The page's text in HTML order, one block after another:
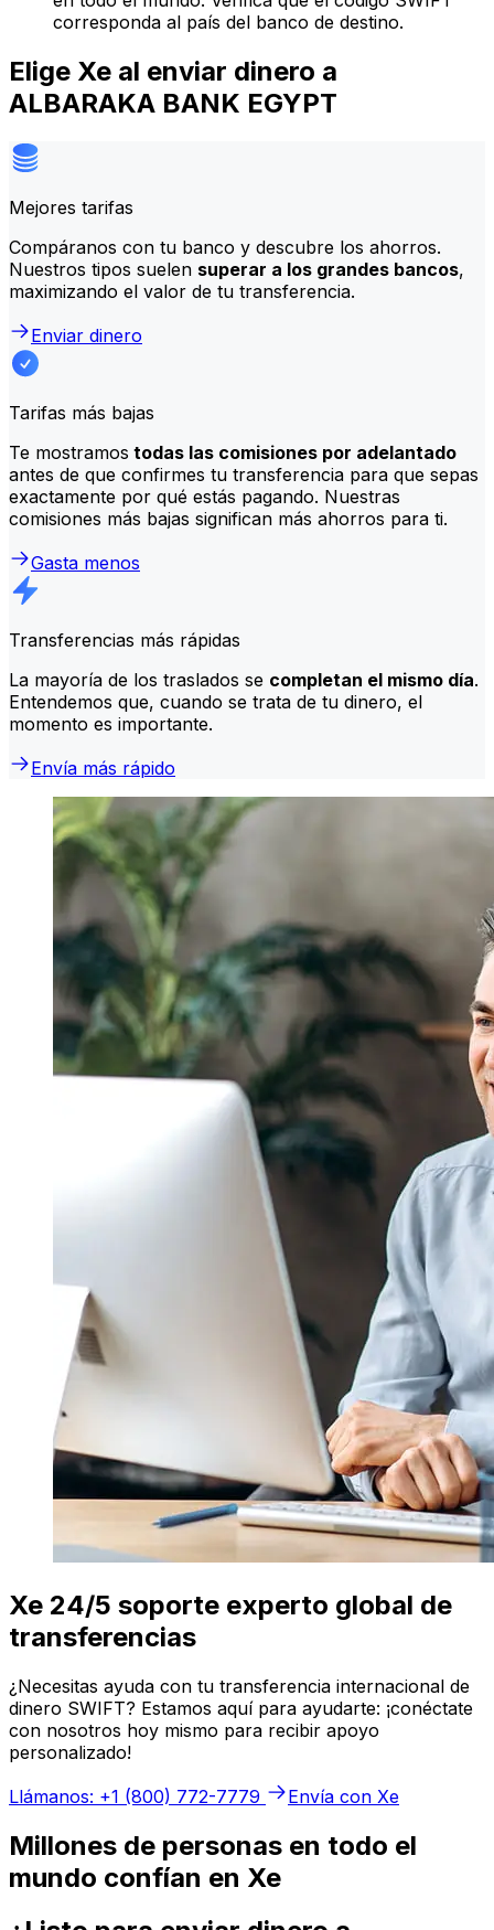
corresponda al país del banco de destino.
Elige Xe al enviar dinero a
ALBARAKA BANK EGYPT
Mejores tarifas
Compáranos con tu banco y descubre los ahorros.
Nuestros tipos suelen superar a los grandes bancos,
maximizando el valor de tu transferencia.
Enviar dinero
Tarifas más bajas
Te mostramos todas las comisiones por adelantado
antes de que confirmes tu transferencia para que sepas
exactamente por qué estás pagando. Nuestras
comisiones más bajas significan más ahorros para ti.
Gasta menos
Transferencias más rápidas
La mayoría de los traslados se completan el mismo día.
Entendemos que, cuando se trata de tu dinero, el
momento es importante.
Envía más rápido
Xe 24/5 soporte experto global de
transferencias
¿Necesitas ayuda con tu transferencia internacional de
dinero SWIFT? Estamos aquí para ayudarte: ¡conéctate
con nosotros hoy mismo para recibir apoyo
personalizado!
Llámanos: +1 (800) 772-7779
Envía con Xe
Millones de personas en todo el
mundo confían en Xe